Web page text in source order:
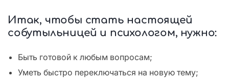
Итак, чтобы стать настоящей
собутыльницей и психологом, нужно:
Быть готовой к любым вопросам;
Уметь быстро переключаться на новую тему;